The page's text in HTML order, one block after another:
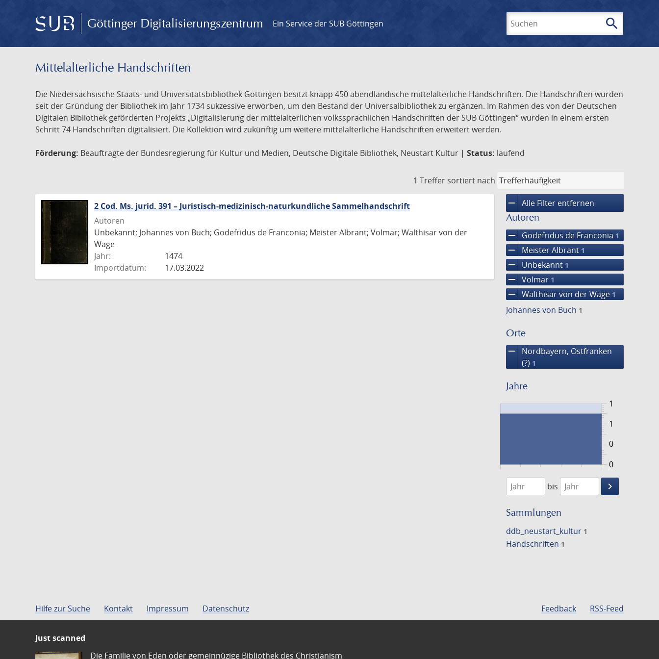
Göttinger Digitalisierungszentrum Ein Service der SUB Göttingen search
Mittelalterliche Handschriften
Die Niedersächsische Staats- und Universitätsbibliothek Göttingen besitzt knapp 450 abendländische mittelalterliche Handschriften. Die Handschriften wurden
seit der Gründung der Bibliothek im Jahr 1734 sukzessive erworben, um den Bestand der Universalbibliothek zu ergänzen. Im Rahmen des von der Deutschen
Digitalen Bibliothek geförderten Projekts „Digitalisierung der mittelalterlichen volkssprachlichen Handschriften der SUB Göttingen“ wurden in einem ersten
Schritt 74 Handschriften digitalisiert. Die Kollektion wird zukünftig um weitere mittelalterliche Handschriften erweitert werden.
Förderung: Beauftragte der Bundesregierung für Kultur und Medien, Deutsche Digitale Bibliothek, Neustart Kultur | Status: laufend
1 Treffer sortiert nach
remove Alle Filter entfernen
Autoren
remove Godefridus de Franconia 1
remove Meister Albrant 1
remove Unbekannt 1
remove Volmar 1
remove Walthisar von der Wage 1
Johannes von Buch 1
Orte
remove
Nordbayern, Ostfranken
(?) 1
Jahre
0
1
0
1
1474
1475
bis
keyboard_arrow_right
Suche
Sammlungen
ddb_neustart_kultur 1
Handschriften 1
2 Cod. Ms. jurid. 391 – Juristisch-medizinisch-naturkundliche Sammelhandschrift
Autoren
Unbekannt; Johannes von Buch; Godefridus de Franconia; Meister Albrant; Volmar; Walthisar von der
Wage
Jahr:
1474
Importdatum:
17.03.2022
Hilfe zur Suche Kontakt Impressum Datenschutz Feedback RSS-Feed
Just scanned
Die Familie von Eden oder gemeinnüzige Bibliothek des Christianism